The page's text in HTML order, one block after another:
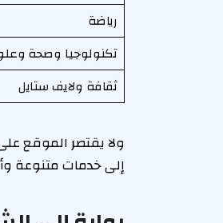
رياضة
تكنولوجيا وصحة
ثقافة ولايف ستايل
ولا يقتصر الموقع
إلى خدمات متنوعة